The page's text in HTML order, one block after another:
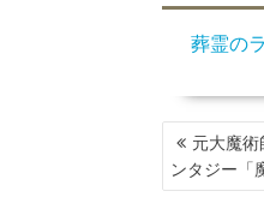
葬霊の
投
稿
ナ
元大魔
ンタジー「